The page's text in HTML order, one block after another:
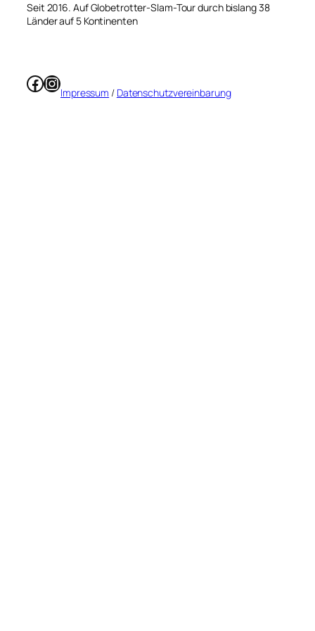
Seit 2016. Auf Globetrotter-Slam-Tour durch bislang 38
Länder auf 5 Kontinenten
Facebook
Instagram
Impressum / Datenschutzvereinbarung